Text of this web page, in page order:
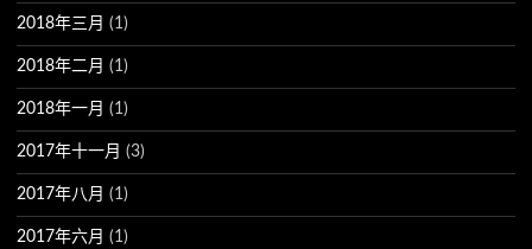
2018年三月 (1)
2018年二月 (1)
2018年一月 (1)
2017年十一月 (3)
2017年八月 (1)
2017年六月 (1)